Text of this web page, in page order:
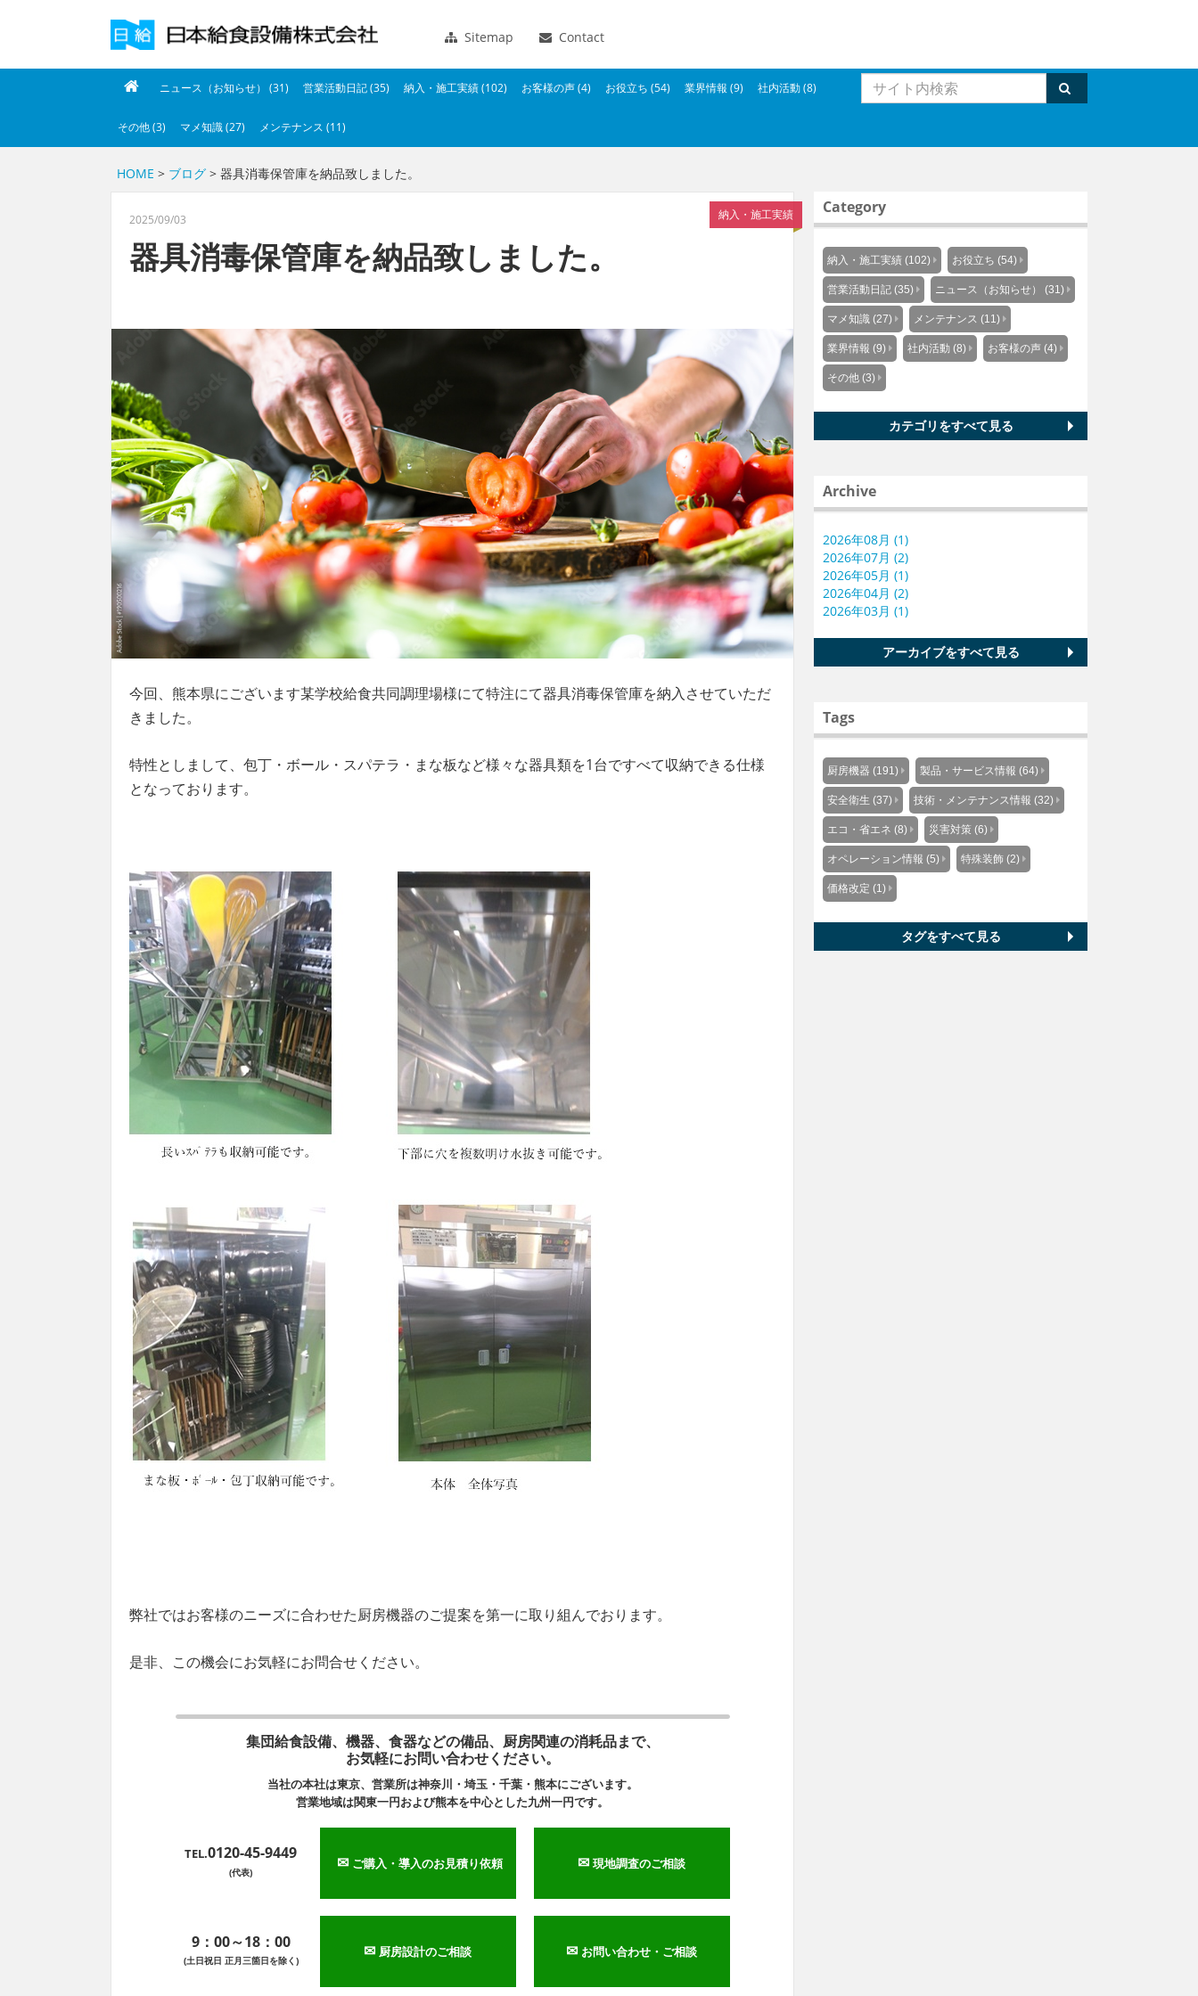
Sitemap Contact
ニュース（お知らせ） (31) 営業活動日記 (35) 納入・施工実績 (102) お客様の声 (4) お役立ち (54) 業界情報 (9) 社内活動 (8)
その他 (3) マメ知識 (27) メンテナンス (11)
HOME > ブログ > 器具消毒保管庫を納品致しました。
納入・施工実績
2025/09/03
器具消毒保管庫を納品致しました。
今回、熊本県にございます某学校給食共同調理場様にて特注にて器具消毒保管庫を納入させていただ
きました。
特性としまして、包丁・ボール・スパテラ・まな板など様々な器具類を1台ですべて収納できる仕様
となっております。
弊社ではお客様のニーズに合わせた厨房機器のご提案を第一に取り組んでおります。
是非、この機会にお気軽にお問合せください。
集団給食設備、機器、食器などの備品、厨房関連の消耗品まで、
お気軽にお問い合わせください。
当社の本社は東京、営業所は神奈川・埼玉・千葉・熊本にございます。
営業地域は関東一円および熊本を中心とした九州一円です。
TEL.0120-45-9449
(代表) ✉ ご購入・導入のお見積り依頼 ✉現地調査のご相談
9：00～18：00
(土日祝日 正月三箇日を除く) ✉ 厨房設計のご相談 ✉ お問い合わせ・ご相談
Category
納入・施工実績 (102) お役立ち (54)
営業活動日記 (35) ニュース（お知らせ） (31)
マメ知識 (27) メンテナンス (11)
業界情報 (9) 社内活動 (8) お客様の声 (4)
その他 (3)
カテゴリをすべて見る
Archive
2026年08月 (1)
2026年07月 (2)
2026年05月 (1)
2026年04月 (2)
2026年03月 (1)
アーカイブをすべて見る
Tags
厨房機器 (191) 製品・サービス情報 (64)
安全衛生 (37) 技術・メンテナンス情報 (32)
エコ・省エネ (8) 災害対策 (6)
オペレーション情報 (5) 特殊装飾 (2)
価格改定 (1)
タグをすべて見る